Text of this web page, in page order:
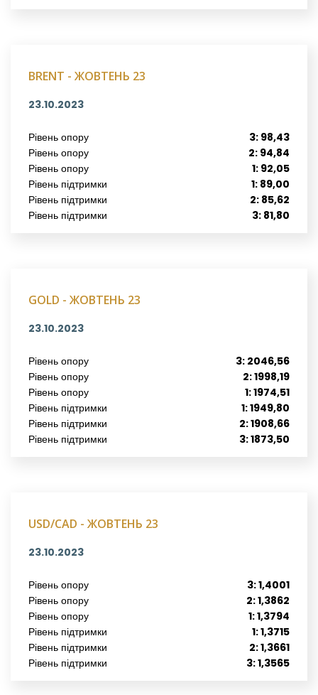
BRENT - ЖОВТЕНЬ 23
23.10.2023
Рівень опору
3: 98,43
Рівень опору
2: 94,84
Рівень опору
1: 92,05
Рівень підтримки
1: 89,00
Рівень підтримки
2: 85,62
Рівень підтримки
3: 81,80
GOLD - ЖОВТЕНЬ 23
23.10.2023
Рівень опору
3: 2046,56
Рівень опору
2: 1998,19
Рівень опору
1: 1974,51
Рівень підтримки
1: 1949,80
Рівень підтримки
2: 1908,66
Рівень підтримки
3: 1873,50
USD/CAD - ЖОВТЕНЬ 23
23.10.2023
Рівень опору
3: 1,4001
Рівень опору
2: 1,3862
Рівень опору
1: 1,3794
Рівень підтримки
1: 1,3715
Рівень підтримки
2: 1,3661
Рівень підтримки
3: 1,3565